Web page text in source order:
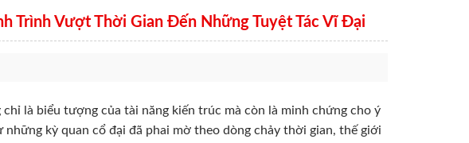
Trình Vượt Thời Gian Đến Những Tuyệt Tác Vĩ Đại
là biểu tượng của tài năng kiến trúc mà còn là minh chứng cho ý
kỳ quan cổ đại đã phai mờ theo dòng chảy thời gian, thế giới